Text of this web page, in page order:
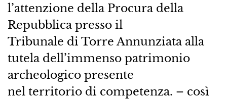
l’attenzione della Procura della
Repubblica presso il
Tribunale di Torre Annunziata alla
tutela dell’immenso patrimonio
archeologico presente
nel territorio di competenza. – così